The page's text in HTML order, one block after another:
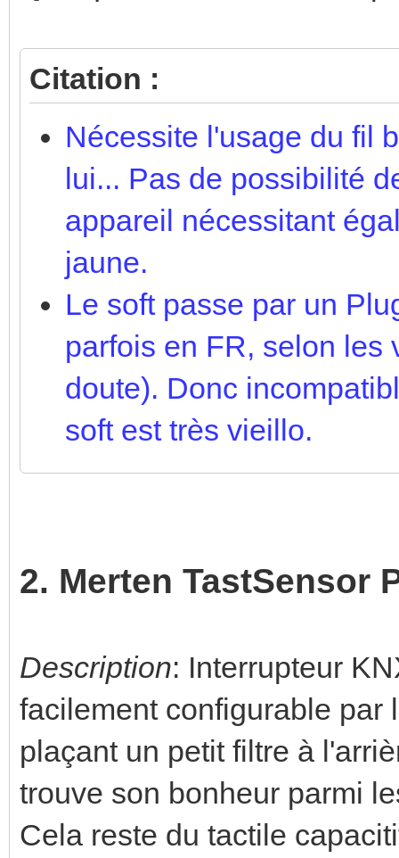
Citation :
Nécessite l'usage du fil
lui... Pas de possibilité
appareil nécessitant
jaune.
Le soft passe par un
parfois en FR, selon les
doute). Donc
soft est très vieillo.
2. Merten TastSensor
Description: Interrupteur
facilement configurable par
plaçant un petit filtre à
trouve son bonheur parmi
Cela reste du tactile